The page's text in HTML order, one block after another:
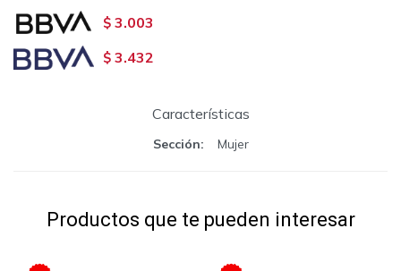
$ 3.003
$ 3.432
Características
Sección Mujer
Productos que te pueden interesar